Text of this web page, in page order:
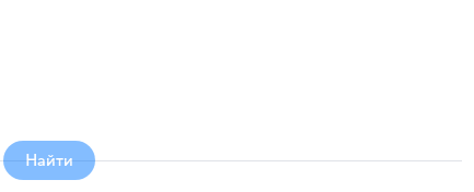
Найти